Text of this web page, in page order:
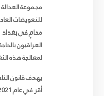
مجموعة العدالة
للتعويضات
محامٍ في بغداد.
العراقيون
لمعالجة هذه
يهدف قانون
أقر في عام 2021، إلى توفير